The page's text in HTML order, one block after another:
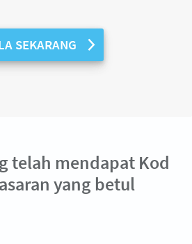
SEKARANG
telah mendapat Kod
yang betul